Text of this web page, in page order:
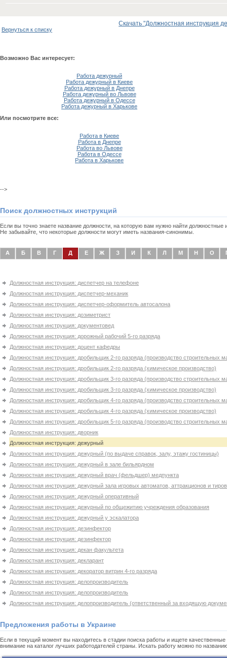
Вернуться к списку
Скачать "Должностная инструкция
Возможно Вас интересует:
Работа дежурный
Работа дежурный в Киеве
Работа дежурный в Днепре
Работа дежурный во Львове
Работа дежурный в Одессе
Работа дежурный в Харькове
Или посмотрите все:
Работа в Киеве
Работа в Днепре
Работа во Львове
Работа в Одессе
Работа в Харькове
-->
Поиск должностных инструкций
Если вы точно знаете название должности, на которую вам нужно найти
Не забывайте, что некоторые должности могут иметь названия-синонимы.
А Б В Г Д Е Ж З И К Л М Н О
Должностная инструкция: диспетчер на телефоне
Должностная инструкция: диспетчер-механик
Должностная инструкция: диспетчер-оформитель автосалона
Должностная инструкция: дозиметрист
Должностная инструкция: документовед
Должностная инструкция: дорожный рабочий 5-го разряда
Должностная инструкция: доцент кафедры
Должностная инструкция: дробильщик 2-го разряда (производство строительных
Должностная инструкция: дробильщик 2-го разряда (химическое производство)
Должностная инструкция: дробильщик 3-го разряда (производство строительных
Должностная инструкция: дробильщик 3-го разряда (химическое производство)
Должностная инструкция: дробильщик 4-го разряда (производство строительных
Должностная инструкция: дробильщик 4-го разряда (химическое производство)
Должностная инструкция: дробильщик 5-го разряда (производство строительных
Должностная инструкция: дворник
Должностная инструкция: дежурный
Должностная инструкция: дежурный (по выдаче справок, залу, этажу гостиницы)
Должностная инструкция: дежурный в зале бильярдном
Должностная инструкция: дежурный врач (фельдшер) медпункта
Должностная инструкция: дежурный зала игровых автоматов, аттракционов и тиров
Должностная инструкция: дежурный оперативный
Должностная инструкция: дежурный по общежитию учреждения образования
Должностная инструкция: дежурный у эскалатора
Должностная инструкция: дезинфектор
Должностная инструкция: дезинфектор
Должностная инструкция: декан факультета
Должностная инструкция: декларант
Должностная инструкция: декоратор витрин 4-го разряда
Должностная инструкция: делопроизводитель
Должностная инструкция: делопроизводитель
Должностная инструкция: делопроизводитель (ответственный за входящую
Предложения работы в Украине
Если в текущий момент вы находитесь в стадии поиска работы и ищете
внимание на каталог лучших работодателей страны. Искать работу можно по